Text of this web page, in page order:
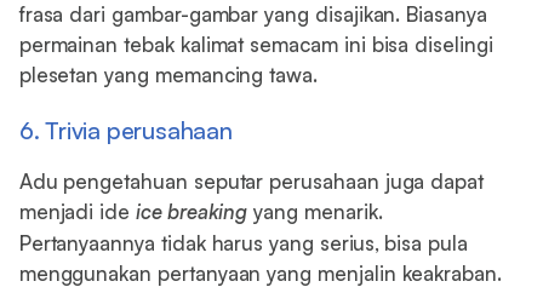
frasa dari gambar-gambar yang disajikan. Biasanya
permainan tebak kalimat semacam ini bisa diselingi
plesetan yang memancing tawa.
6. Trivia perusahaan
Adu pengetahuan seputar perusahaan juga dapat
menjadi ideice breaking yang menarik.
Pertanyaannya tidak harus yang serius, bisa pula
menggunakan pertanyaan yang menjalin keakraban.